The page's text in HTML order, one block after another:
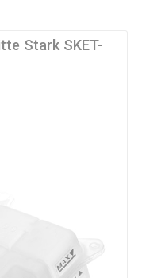
Stark SKET-